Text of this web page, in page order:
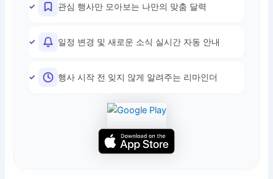
관심 행사만 모아보는 나만의 맞춤 달력
일정 변경 및 새로운 소식 실시간 자동 안내
행사 시작 전 잊지 않게 알려주는 리마인더